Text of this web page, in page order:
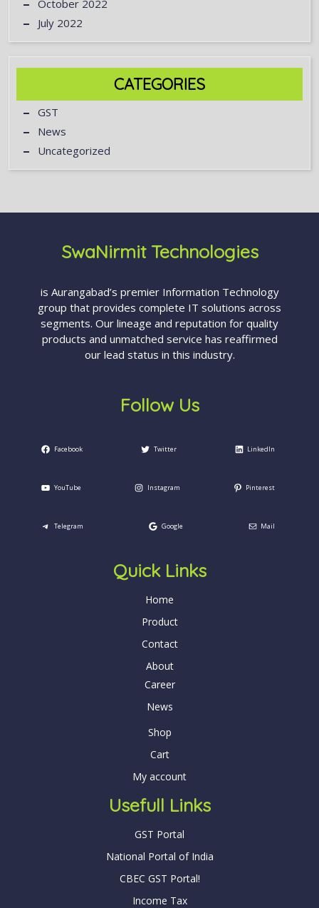
October 2022
July 2022
CATEGORIES
GST
News
Uncategorized
SwaNirmit Technologies
is Aurangabad’s premier Information Technology
group that provides complete IT solutions across
segments. Our lineage and reputation for quality
products and unmatched service has reaffirmed
our lead status in this industry.
Follow Us
Facebook Twitter LinkedIn
YouTube Instagram Pinterest
Telegram Google Mail
Quick Links
Home
Product
Contact
About
Career
News
Shop
Cart
My account
Usefull Links
GST Portal
National Portal of India
CBEC GST Portal!
Income Tax